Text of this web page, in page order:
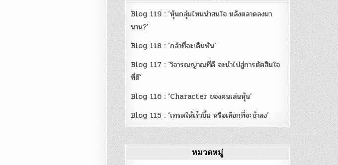
Blog 119 : ‘หุ้นกลุ่มไหนน่าสนใจ หลังตลาดลงมา
นาน?’
Blog 118 : ‘กล้าที่จะเดิมพัน’
Blog 117 : ‘วิจารณญาณที่ดี จะนำไปสู่การตัดสินใจ
ที่ดี’
Blog 116 : ‘Character ของคนเล่นหุ้น’
Blog 115 : ‘เทรดให้เร็วขึ้น หรือเลือกที่จะช้าลง’
หมวดหมู่